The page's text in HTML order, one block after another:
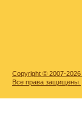
Copyright © 2007-2026
Все права защищены.